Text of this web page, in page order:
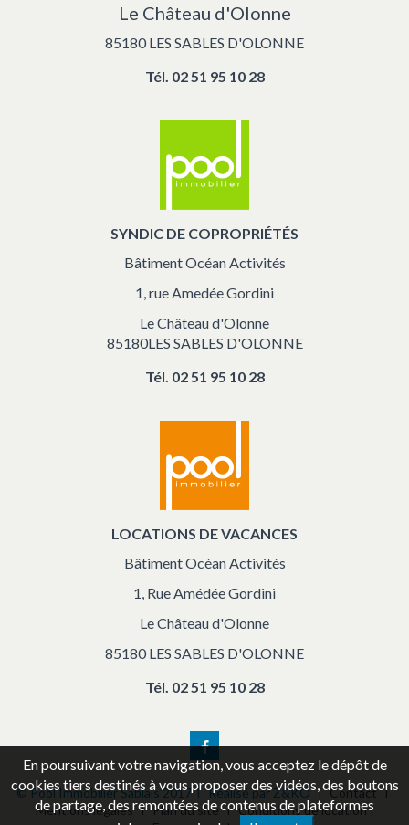
En poursuivant votre navigation, vous acceptez le dépôt de
cookies tiers destinés à vous proposer des vidéos, des boutons
de partage, des remontées de contenus de plateformes
Le Château d'Olonne
85180 LES SABLES D'OLONNE
Tél. 02 51 95 10 28
SYNDIC DE COPROPRIÉTÉS
Bâtiment Océan Activités
1, rue Amedée Gordini
Le Château d'Olonne
85180LES SABLES D'OLONNE
Tél. 02 51 95 10 28
LOCATIONS DE VACANCES
Bâtiment Océan Activités
1, Rue Amédée Gordini
Le Château d'Olonne
85180 LES SABLES D'OLONNE
Tél. 02 51 95 10 28
© Pool Immobilier Sablais 2017 l Réalisé parZ&KO lContactl
Mentions légaleslPlan du sitelConditions de location|
Facebook